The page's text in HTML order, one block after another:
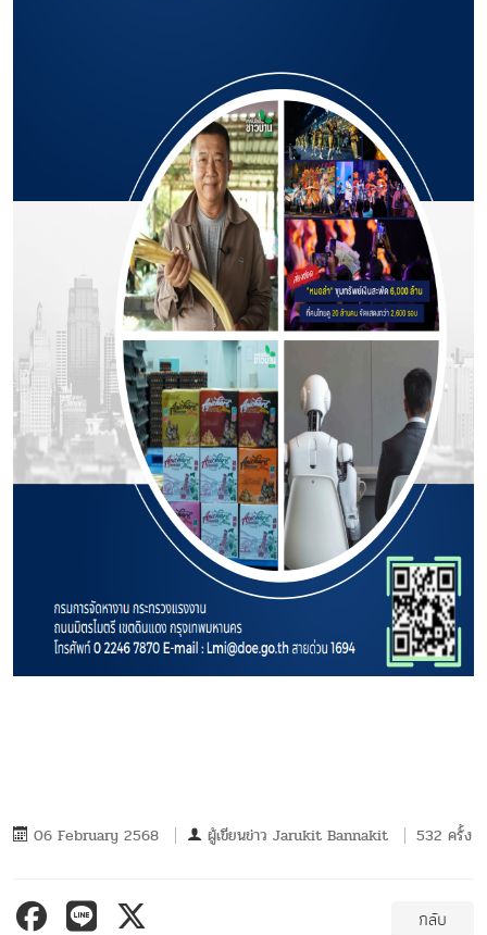
06 February 2568 ผู้เขียนข่าว Jarukit Bannakit 532 ครั้ง
กลับ